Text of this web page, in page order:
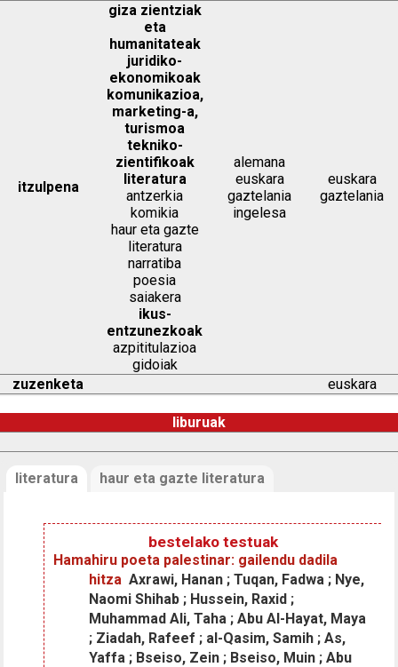
itzulpena
giza zientziak
eta
humanitateak
juridiko-
ekonomikoak
komunikazioa,
marketing-a,
turismoa
tekniko-
zientifikoak
literatura
antzerkia
komikia
haur eta gazte
literatura
narratiba
poesia
saiakera
ikus-
entzunezkoak
azpititulazioa
gidoiak
alemana
euskara
gaztelania
ingelesa
euskara
gaztelania
zuzenketa euskara
liburuak
literatura haur eta gazte literatura
bestelako testuak
Hamahiru poeta palestinar: gailendu dadila
hitza Axrawi, Hanan ; Tuqan, Fadwa ; Nye,
Naomi Shihab ; Hussein, Raxid ;
Muhammad Ali, Taha ; Abu Al-Hayat, Maya
; Ziadah, Rafeef ; al-Qasim, Samih ; As,
Yaffa ; Bseiso, Zein ; Bseiso, Muin ; Abu